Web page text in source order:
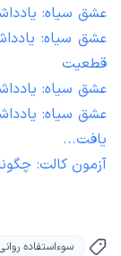
عشق سیاه:
عشق سیاه:
قطعیت
عشق سیاه:
عشق سیاه:
یافت...
آزمون کالت:
سوءاستفاده